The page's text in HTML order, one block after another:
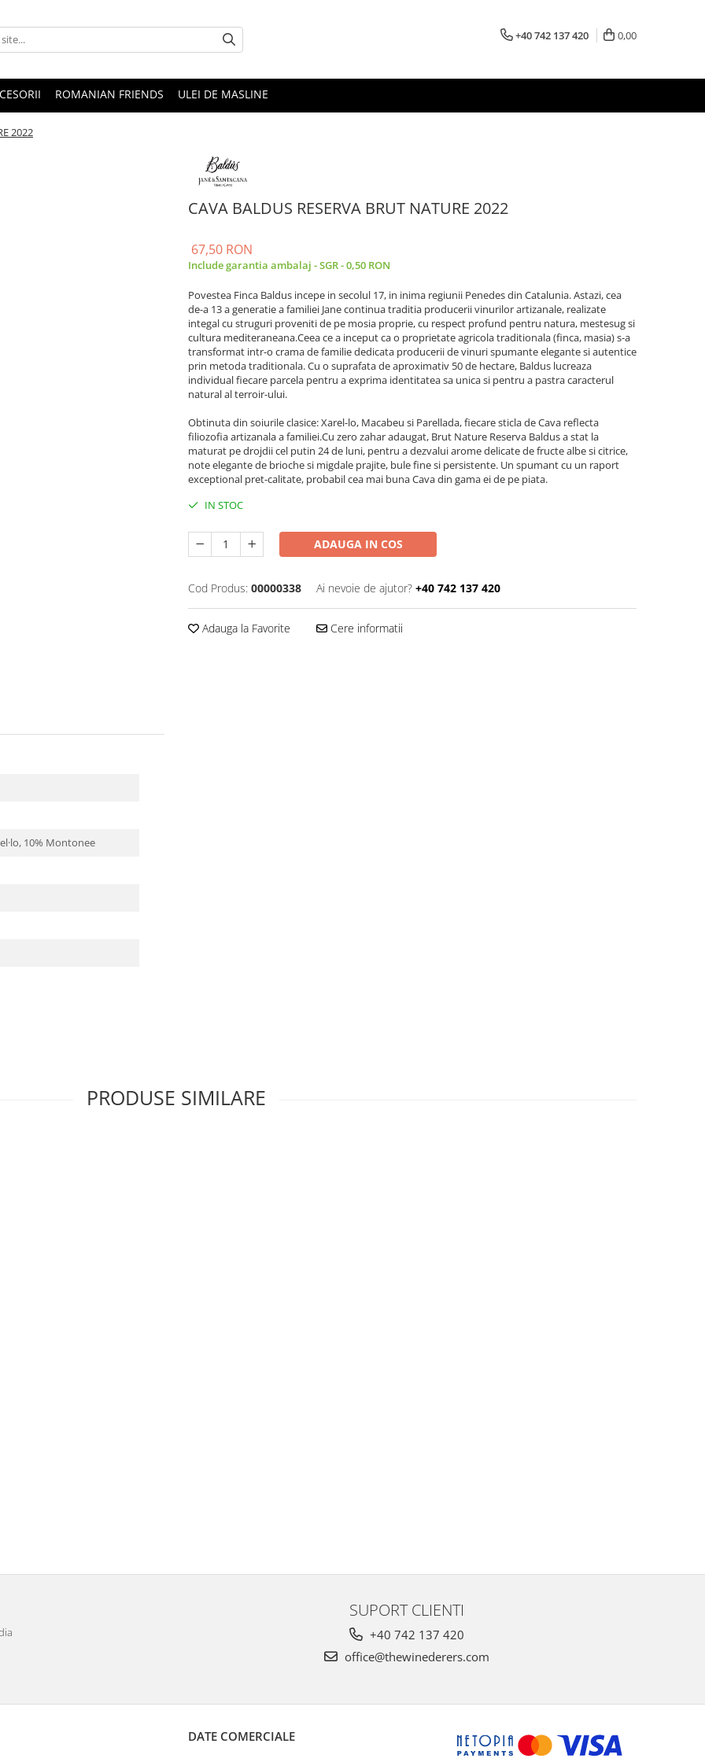
+40 742 137 420 0,00
ROMANIAN FRIENDS ULEI DE MASLINE
2022
CAVA BALDUS RESERVA BRUT NATURE 2022
67,50 RON
Include garantia ambalaj - SGR - 0,50 RON
Povestea Finca Baldus incepe in secolul 17, in inima regiunii Penedes din Catalunia. Astazi, cea
de-a 13 a generatie a familiei Jane continua traditia producerii vinurilor artizanale, realizate
integal cu struguri proveniti de pe mosia proprie, cu respect profund pentru natura, mestesug si
cultura mediteraneana.Ceea ce a inceput ca o proprietate agricola traditionala (finca, masia) s-a
transformat intr-o crama de familie dedicata producerii de vinuri spumante elegante si autentice
prin metoda traditionala. Cu o suprafata de aproximativ 50 de hectare, Baldus lucreaza
individual fiecare parcela pentru a exprima identitatea sa unica si pentru a pastra caracterul
natural al terroir-ului.
Obtinuta din soiurile clasice: Xarel-lo, Macabeu si Parellada, fiecare sticla de Cava reflecta
filiozofia artizanala a familiei.Cu zero zahar adaugat, Brut Nature Reserva Baldus a stat la
maturat pe drojdii cel putin 24 de luni, pentru a dezvalui arome delicate de fructe albe si citrice,
note elegante de brioche si migdale prajite, bule fine si persistente. Un spumant cu un raport
exceptional pret-calitate, probabil cea mai buna Cava din gama ei de pe piata.
IN STOC
ADAUGA IN COS
Cod Produs: 00000338 Ai nevoie de ajutor? +40 742 137 420
Adauga la Favorite Cere informatii
10% Montonee
PRODUSE SIMILARE
SUPORT CLIENTI
+40 742 137 420
office@thewinederers.com
DATE COMERCIALE